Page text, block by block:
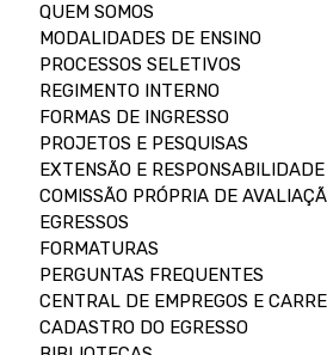
QUEM SOMOS
MODALIDADES DE ENSINO
PROCESSOS SELETIVOS
REGIMENTO INTERNO
FORMAS DE INGRESSO
PROJETOS E PESQUISAS
EXTENSÃO E
COMISSÃO PRÓPRIA DE
EGRESSOS
FORMATURAS
PERGUNTAS FREQUENTES
CENTRAL DE EMPREGOS E
CADASTRO DO EGRESSO